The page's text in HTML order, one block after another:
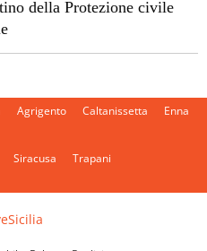
della Protezione civile
Agrigento Caltanissetta Enna
Siracusa Trapani